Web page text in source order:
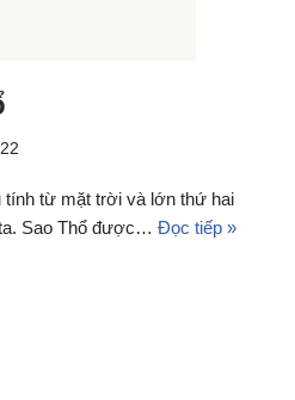
tính từ mặt trời và lớn thứ hai
Sao Thổ được… Đọc tiếp »